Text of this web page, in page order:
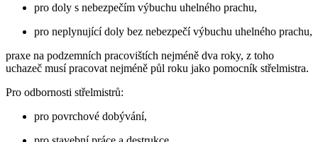
pro doly s nebezpečím výbuchu uhelného prachu,
pro neplynující doly bez nebezpečí výbuchu uhelného prachu,
praxe na podzemních pracovištích nejméně dva roky, z toho
uchazeč musí pracovat nejméně půl roku jako pomocník střelmistra.
Pro odbornosti střelmistrů:
pro povrchové dobývání,